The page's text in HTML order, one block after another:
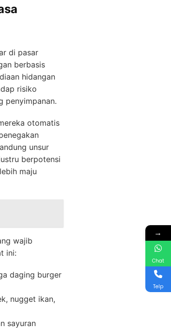
di pasar
berbasis
hidangan
risiko
penyimpanan.
otomatis
unsur
berpotensi
maju
wajib
ini:
daging burger
nugget ikan,
sayuran
→
Chat
Telp